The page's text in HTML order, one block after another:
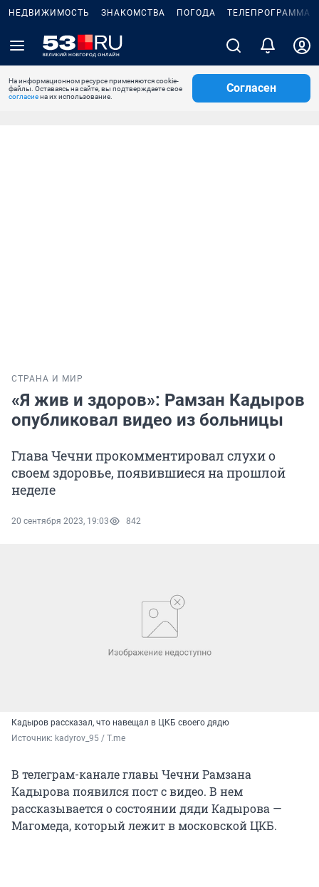
НЕДВИЖИМОСТЬ ЗНАКОМСТВА ПОГОДА ТЕЛЕПРОГРАММА
На информационном ресурсе применяются cookie-
файлы. Оставаясь на сайте, вы подтверждаете свое
согласиена их использование.
Согласен
СТРАНА И МИР
«Я жив и здоров»: Рамзан Кадыров
опубликовал видео из больницы
Глава Чечни прокомментировал слухи о
своем здоровье, появившиеся на прошлой
неделе
20 сентября 2023, 19:03 842
Кадыров рассказал, что навещал в ЦКБ своего дядю
Источник: kadyrov_95 / T.me
В телеграм-канале главы Чечни Рамзана
Кадырова появился пост с видео. В нем
рассказывается о состоянии дяди Кадырова —
Магомеда, который лежит в московской ЦКБ.